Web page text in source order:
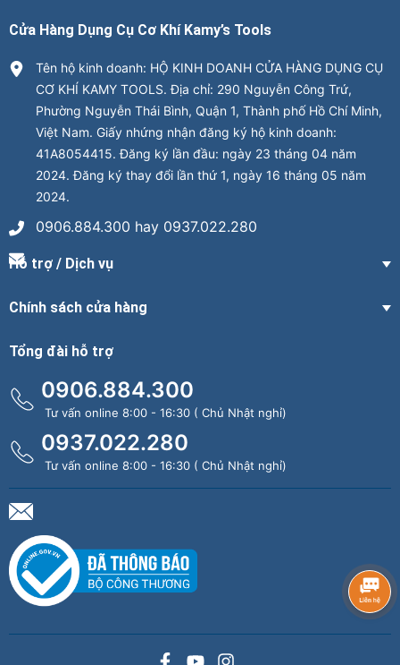
Cửa Hàng Dụng Cụ Cơ Khí Kamy’s Tools
Tên hộ kinh doanh: HỘ KINH DOANH CỬA HÀNG DỤNG CỤ
CƠ KHÍ KAMY TOOLS. Địa chỉ: 290 Nguyễn Công Trứ,
Phường Nguyễn Thái Bình, Quận 1, Thành phố Hồ Chí Minh,
Việt Nam. Giấy nhứng nhận đăng ký hộ kinh doanh:
41A8054415. Đăng ký lần đầu: ngày 23 tháng 04 năm
2024. Đăng ký thay đổi lần thứ 1, ngày 16 tháng 05 năm
2024.
0906.884.300 hay 0937.022.280
Hỗ trợ / Dịch vụ
Chính sách cửa hàng
Tổng đài hỗ trợ
0906.884.300
Tư vấn online 8:00 - 16:30 ( Chủ Nhật nghỉ)
0937.022.280
Tư vấn online 8:00 - 16:30 ( Chủ Nhật nghỉ)